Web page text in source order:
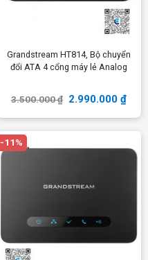
Grandstream HT814, Bộ chuyển
đổi ATA 4 cổng máy lẻ Analog
3.500.000₫ 2.990.000₫
-11%